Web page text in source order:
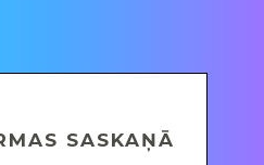
SASKAŅĀ